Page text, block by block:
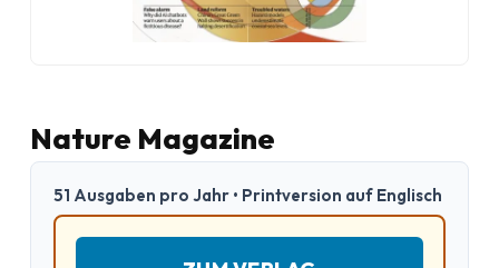
Nature Magazine
51 Ausgaben pro Jahr • Printversion auf Englisch